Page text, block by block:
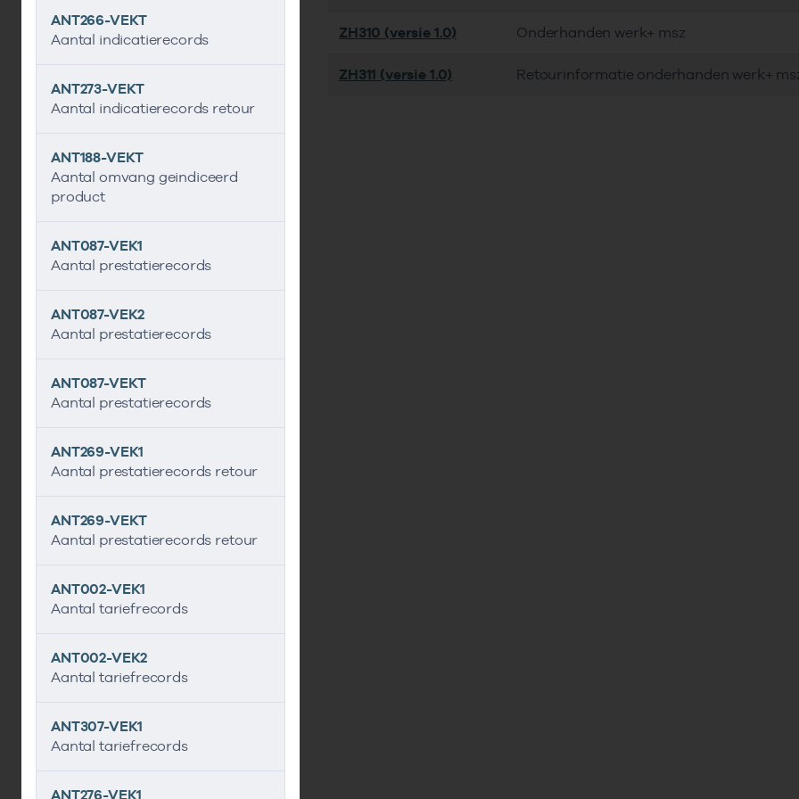
ANT266-VEKT
Aantal indicatierecords
ANT273-VEKT
Aantal indicatierecords retour
ANT188-VEKT
Aantal omvang geindiceerd
product
ANT087-VEK1
Aantal prestatierecords
ANT087-VEK2
Aantal prestatierecords
ANT087-VEKT
Aantal prestatierecords
ANT269-VEK1
Aantal prestatierecords retour
ANT269-VEKT
Aantal prestatierecords retour
ANT002-VEK1
Aantal tariefrecords
ANT002-VEK2
Aantal tariefrecords
ANT307-VEK1
Aantal tariefrecords
ANT276-VEK1
ZH310 (versie 1.0) Onderhanden werk+ msz
ZH311 (versie 1.0) Retourinformatie onderhanden werk+